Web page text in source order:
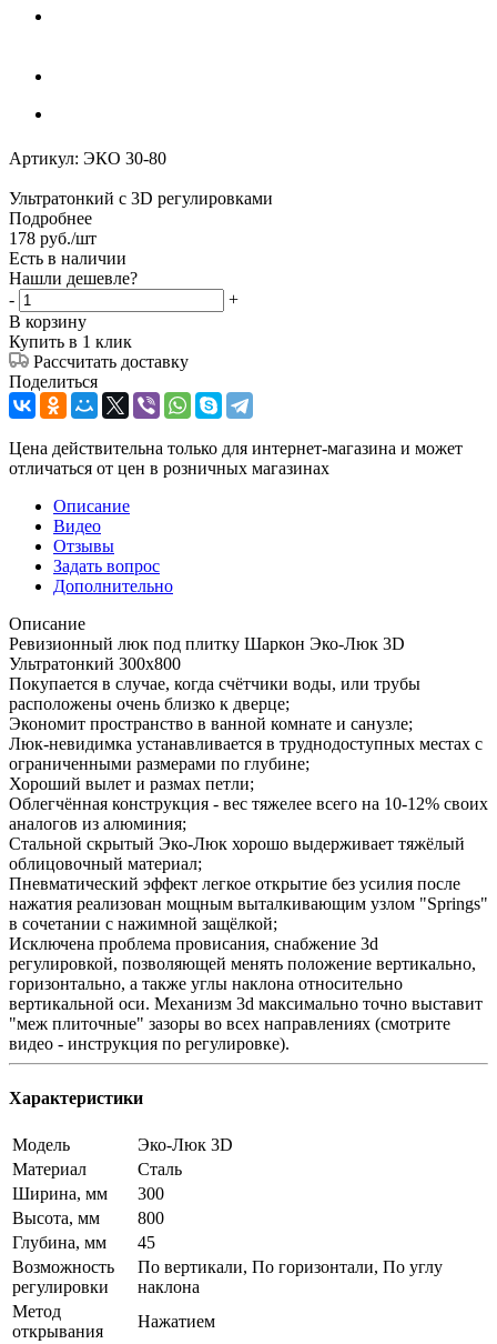
Артикул: ЭКО 30-80
Ультратонкий с 3D регулировками
Подробнее
178 руб./шт
Есть в наличии
Нашли дешевле?
-
+
В корзину
Купить в 1 клик
Рассчитать доставку
Поделиться
Цена действительна только для интернет-магазина и может
отличаться от цен в розничных магазинах
Описание
Видео
Отзывы
Задать вопрос
Дополнительно
Описание
Ревизионный люк под плитку Шаркон Эко-Люк 3D
Ультратонкий 300х800
Покупается в случае, когда счётчики воды, или трубы
расположены очень близко к дверце;
Экономит пространство в ванной комнате и санузле;
Люк-невидимка устанавливается в труднодоступных местах с
ограниченными размерами по глубине;
Хороший вылет и размах петли;
Облегчённая конструкция - вес тяжелее всего на 10-12% своих
аналогов из алюминия;
Стальной скрытый Эко-Люк хорошо выдерживает тяжёлый
облицовочный материал;
Пневматический эффект легкое открытие без усилия после
нажатия реализован мощным выталкивающим узлом "Springs"
в сочетании с нажимной защёлкой;
Исключена проблема провисания, снабжение 3d
регулировкой, позволяющей менять положение вертикально,
горизонтально, а также углы наклона относительно
вертикальной оси. Механизм 3d максимально точно выставит
"меж плиточные" зазоры во всех направлениях (смотрите
видео - инструкция по регулировке).
Характеристики
Модель
Эко-Люк 3D
Материал
Сталь
Ширина, мм
300
Высота, мм
800
Глубина, мм
45
Возможность
регулировки
По вертикали, По горизонтали, По углу
наклона
Метод
открывания
Нажатием